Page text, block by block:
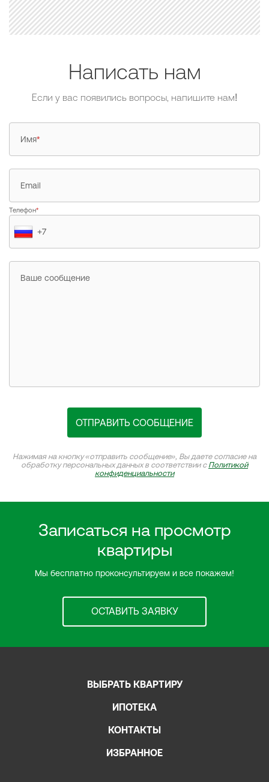
Написать нам
Если у вас появились вопросы, напишите нам!
Имя*
Email
Телефон*
Ваше сообщение
ОТПРАВИТЬ СООБЩЕНИЕ
Нажимая на кнопку «отправить сообщение», Вы даете согласие на
обработку персональных данных в соответствии с Политикой
конфиденциальности
Записаться на просмотр
квартиры
Мы бесплатно проконсультируем и все покажем!
ОСТАВИТЬ ЗАЯВКУ
ВЫБРАТЬ КВАРТИРУ
ИПОТЕКА
КОНТАКТЫ
ИЗБРАННОЕ